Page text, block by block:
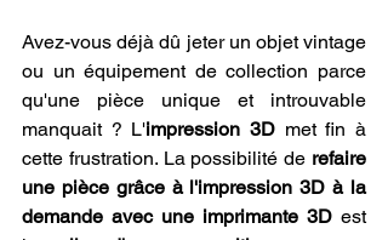
Avez-vous déjà dû jeter un objet vintage
ou un équipement de collection parce
qu'une pièce unique et introuvable
manquait ? L'impression 3D met fin à
cette frustration. La possibilité de refaire
une pièce grâce à l'impression 3D à la
demande avec une imprimante 3D est